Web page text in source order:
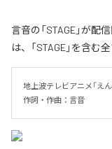
言音の「STAGE」が
は、「STAGE」を含む
地上波テレビアニメ「え
作詞・作曲：言音